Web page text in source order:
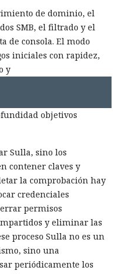
de dominio, el
SMB, el filtrado y el
de consola. El modo
iniciales con rapidez,
y
objetivos
Sulla, sino los
contener claves y
la comprobación hay
credenciales
permisos
y eliminar las
proceso Sulla no es un
sino una
periódicamente los